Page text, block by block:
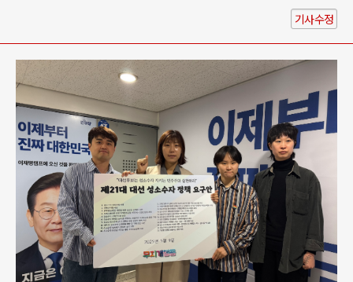
기사수정